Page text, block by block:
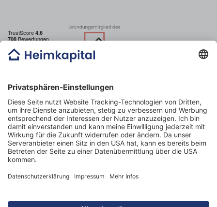
E-mail: post@heimkapital.de
Telefon: 089 44 44 32 70
Öffnungszeiten: Montag – Freitag 09:00 – 18:00 Uhr
Heimkapital GmbH
Mercedes Benz Tower
Arnulfstraße 61
80636 München
Amtsgericht München HRB 254362